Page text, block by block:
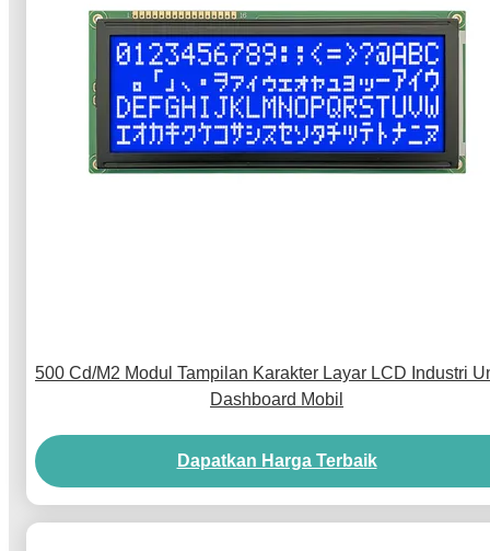
500 Cd/M2 Modul Tampilan Karakter Layar LCD Industri
Dashboard Mobil
Dapatkan Harga Terbaik